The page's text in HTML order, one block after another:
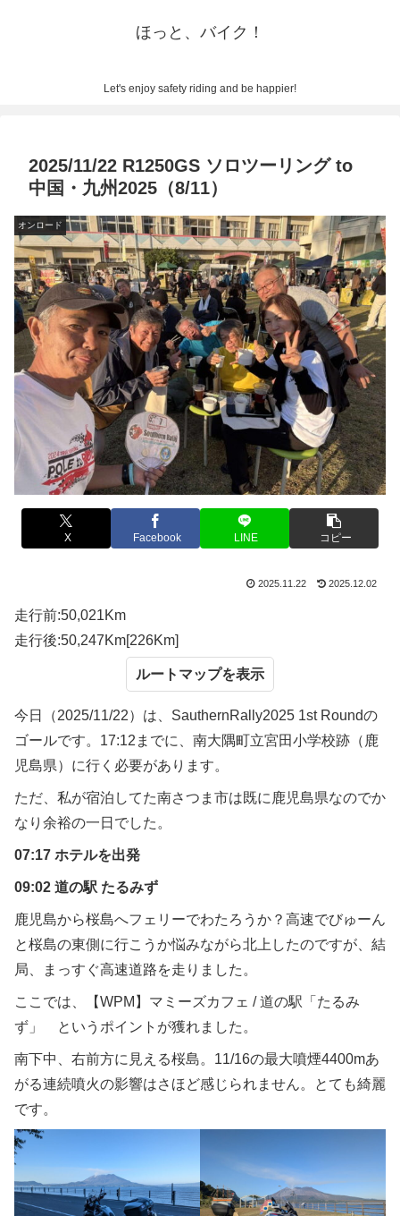
ほっと、バイク！
Let's enjoy safety riding and be happier!
2025/11/22 R1250GS ソロツーリング to
中国・九州2025（8/11）
オンロード
X Facebook LINE コピー
2025.11.22 2025.12.02
走行前:50,021Km
走行後:50,247Km[226Km]
ルートマップ
今日（2025/11/22）は、SauthernRally2025 1st Roundの
ゴールです。17:12までに、南大隅町立宮田小学校跡（鹿
児島県）に行く必要があります。
ただ、私が宿泊してた南さつま市は既に鹿児島県なのでか
なり余裕の一日でした。
07:17 ホテルを出発
09:02 道の駅 たるみず
鹿児島から桜島へフェリーでわたろうか？高速でびゅーん
と桜島の東側に行こうか悩みながら北上したのですが、結
局、まっすぐ高速道路を走りました。
ここでは、【WPM】マミーズカフェ / 道の駅「たるみ
ず」 というポイントが獲れました。
南下中、右前方に見える桜島。11/16の最大噴煙4400mあ
がる連続噴火の影響はさほど感じられません。とても綺麗
です。